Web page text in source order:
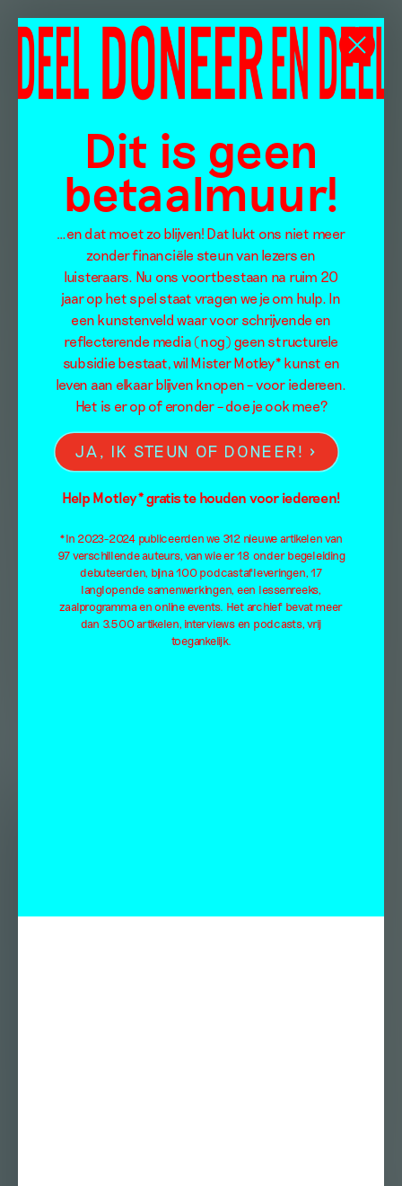
Dit is geen
betaalmuur!
…en dat moet zo blijven! Dat lukt ons niet meer
zonder financiële steun van lezers en
luisteraars. Nu ons voortbestaan na ruim 20
jaar op het spel staat vragen we je om hulp. In
een kunstenveld waar voor schrijvende en
reflecterende media (nog) geen structurele
subsidie bestaat, wil Mister Motley* kunst en
leven aan elkaar blijven knopen – voor iedereen.
Het is er op of eronder – doe je ook mee?
JA, IK STEUN OF DONEER!
Help Motley* gratis te houden voor iedereen!
*In 2023-2024 publiceerden we 312 nieuwe artikelen van
97 verschillende auteurs, van wie er 18 onder begeleiding
debuteerden, bijna 100 podcastafleveringen, 17
langlopende samenwerkingen, een lessenreeks,
zaalprogramma en online events. Het archief bevat meer
dan 3.500 artikelen, interviews en podcasts, vrij
toegankelijk.